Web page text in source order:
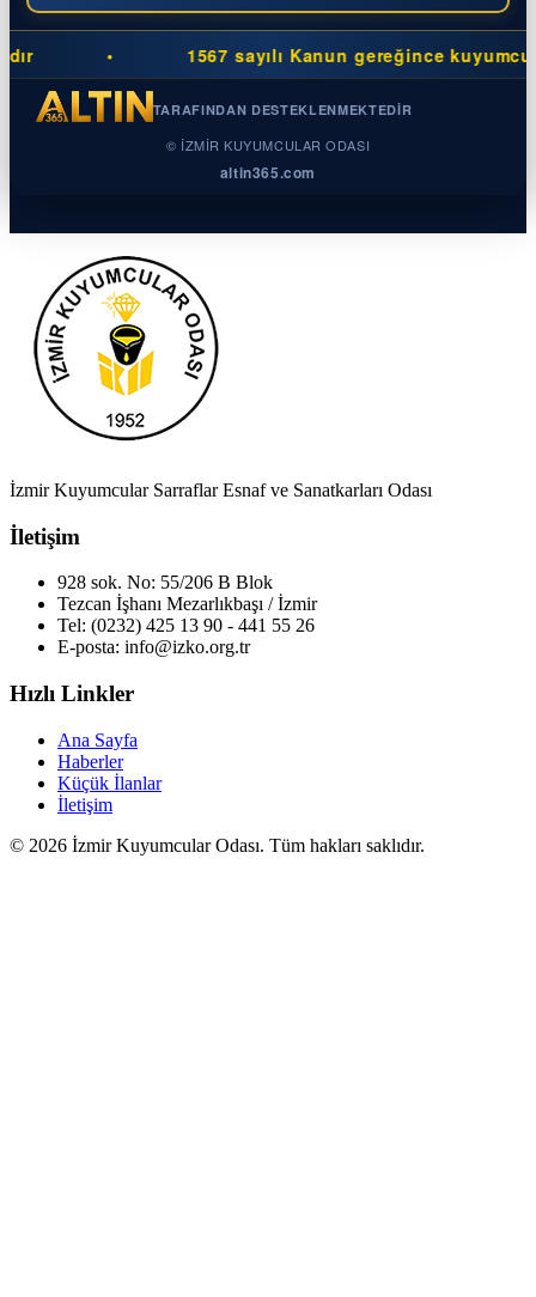
1567 sayılı Kanun gereğince
TARAFINDAN DESTEKLENMEKTEDIR
© İZMIR KUYUMCULAR ODASI
altin365.com
İzmir Kuyumcular Sarraflar Esnaf ve Sanatkarları Odası
İletişim
928 sok. No: 55/206 B Blok
Tezcan İşhanı Mezarlıkbaşı / İzmir
Tel: (0232) 425 13 90 - 441 55 26
E-posta: info@izko.org.tr
Hızlı Linkler
Ana Sayfa
Haberler
Küçük İlanlar
İletişim
© 2026 İzmir Kuyumcular Odası. Tüm hakları saklıdır.